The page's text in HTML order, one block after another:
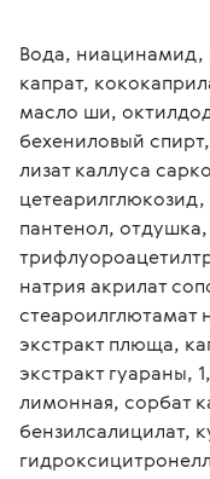
Вода, ниацинамид,
капрат,
масло ши,
бехениловый
лизат каллуса
пантенол,
натрия акрилат
стеароилглютамат
экстракт плюща,
экстракт гуараны,
лимонная, сорбат
бензилсалицилат,